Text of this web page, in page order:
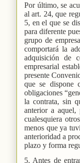
Por último, se
al art. 24, que
5, en el que se
para diferente
grupo de
comportará la
adquisición de
empresarial
presente
que se dispone
obligaciones
la contrata, sin
anterior a aquel,
cualesquiera
menos que ya
anterioridad a
plazo y forma
5. Antes de